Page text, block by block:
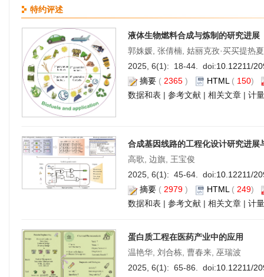
特约评述
液体生物燃料合成与炼制的研究进展
郭姝媛, 张倩楠, 姑丽克孜·买买提热
2025, 6(1): 18-44. doi:10.12211/
摘要 ( 2365 ) HTML ( 150)
数据和表 | 参考文献 | 相关文章 | 计
合成基因线路的工程化设计研究进展
高歌, 边旗, 王宝俊
2025, 6(1): 45-64. doi:10.12211/
摘要 ( 2979 ) HTML( 249)
数据和表 | 参考文献 | 相关文章 | 计
蛋白质工程在医药产业中的应用
温艳华, 刘合栋, 曹春来, 巫瑞波
2025, 6(1): 65-86. doi:10.12211/